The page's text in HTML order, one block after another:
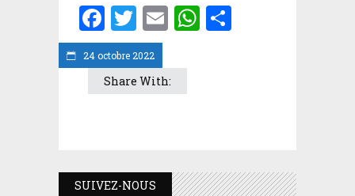
24 octobre 2022
Facebook
Twitter
EmailWhatsApp
Share With:
SUIVEZ-NOUS